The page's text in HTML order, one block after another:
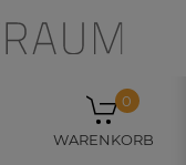
0
WARENKORB